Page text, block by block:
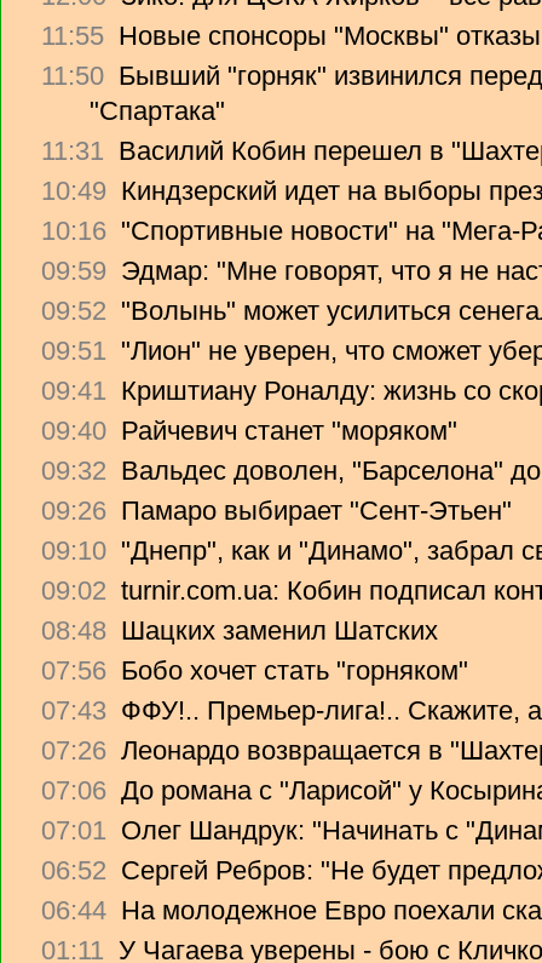
11:55 Новые спонсоры "Москвы"
11:50 Бывший "горняк" извинился
"Спартака"
11:31 Василий Кобин перешел в
10:49 Киндзерский идет на выборы
10:16 "Спортивные новости" на "Мега-
09:59 Эдмар: "Мне говорят, что я не
09:52 "Волынь" может усилиться
09:51 "Лион" не уверен, что сможет
09:41 Криштиану Роналду: жизнь со
09:40 Райчевич станет "моряком"
09:32 Вальдес доволен, "Барселона"
09:26 Памаро выбирает "Сент-Этьен"
09:10 "Днепр", как и "Динамо", забрал
09:02 turnir.com.ua: Кобин подписал
08:48 Шацких заменил Шатских
07:56 Бобо хочет стать "горняком"
07:43 ФФУ!.. Премьер-лига!.. Скажите,
07:26 Леонардо возвращается в
07:06 До романа с "Ларисой" у
07:01 Олег Шандрук: "Начинать с
06:52 Сергей Ребров: "Не будет
06:44 На молодежное Евро поехали
01:11 У Чагаева уверены - бою с